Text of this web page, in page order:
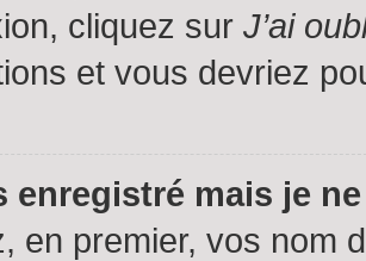
cliquez sur J’ai
et vous devriez
enregistré mais je
en premier, vos nom